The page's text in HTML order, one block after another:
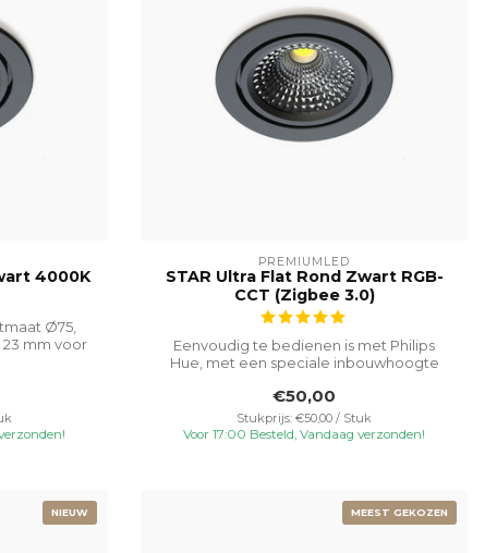
4000K
Ø75,
mm voor
PREMIUMLED
STAR Ultra Flat Rond Zwart RGB-
CCT (Zigbee 3.0)
Eenvoudig te bedienen is met Philips
Hue, met een speciale inbouwhoogte
€50,00
Stukprijs: €50,00 / Stuk
Voor 17:00 Besteld, Vandaag verzonden!
NIEUW MEEST GEKOZEN